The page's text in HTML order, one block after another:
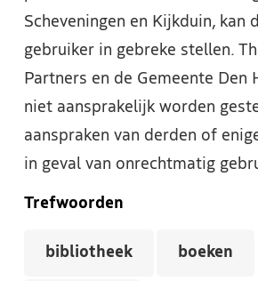
Scheveningen en Kijkduin, kan
gebruiker in gebreke stellen.
Partners en de Gemeente Den
niet aansprakelijk worden
aanspraken van derden of
in geval van onrechtmatig
Trefwoorden
bibliotheek boeken